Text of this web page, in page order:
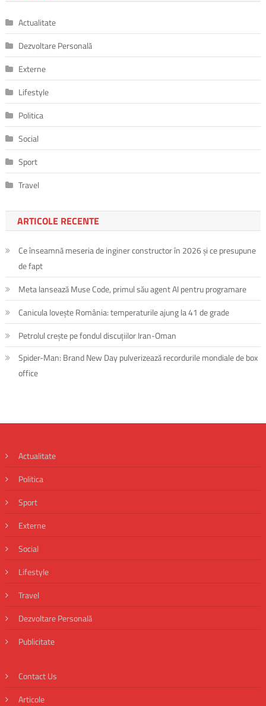
Actualitate
Dezvoltare Personală
Externe
Lifestyle
Politica
Social
Sport
Travel
ARTICOLE RECENTE
Ce înseamnă meseria de inginer constructor în 2026 și ce presupune
de fapt
Meta lansează Muse Code, primul său agent AI pentru programare
Canicula lovește România: temperaturile ajung la 41 de grade
Petrolul crește pe fondul discuțiilor Iran-Oman
Spider-Man: Brand New Day pulverizează recordurile mondiale de box
office
Actualitate
Politica
Sport
Externe
Social
Lifestyle
Travel
Dezvoltare Personală
Publicitate
Contact Us
Articole